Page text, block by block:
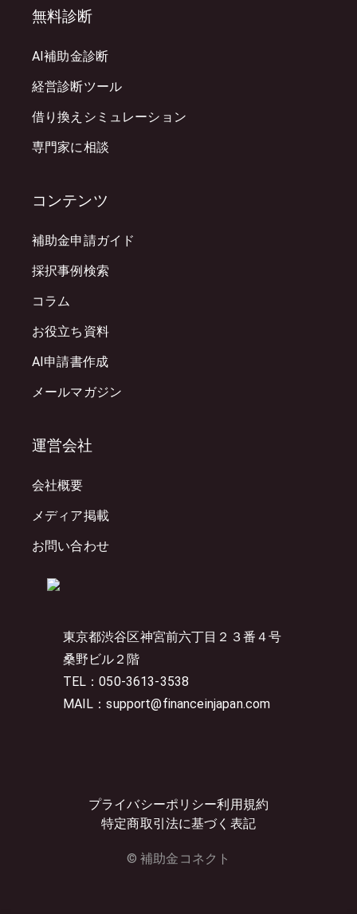
東京都渋谷区神宮前六丁目２３番４号
桑野ビル２階
TEL：050-3613-3538
MAIL：support@financeinjapan.com
プライバシーポリシー利用規約
特定商取引法に基づく表記
© 補助金コネクト
無料診断
AI補助金診断
経営診断ツール
借り換えシミュレーション
専門家に相談
コンテンツ
補助金申請ガイド
採択事例検索
コラム
お役立ち資料
AI申請書作成
メールマガジン
運営会社
会社概要
メディア掲載
お問い合わせ